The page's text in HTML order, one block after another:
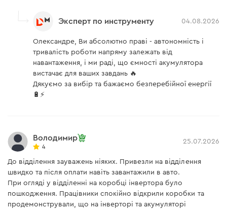
Эксперт по инструменту 04.08.2026
Олександре, Ви абсолютно праві - автономність і
тривалість роботи напряму залежать від
навантаження, і ми раді, що ємності акумулятора
вистачає для ваших завдань 🔥
Дякуємо за вибір та бажаємо безперебійної енергії
🔋⚡
Володимир
4
25.07.2026
До відділення зауважень ніяких. Привезли на відділення
швидко та після оплати навіть завантажили в авто.
При огляді у відділенні на коробці інвертора було
пошкодження. Працівники спокійно відкрили коробки та
продемонстрували, що на інверторі та акумуляторі